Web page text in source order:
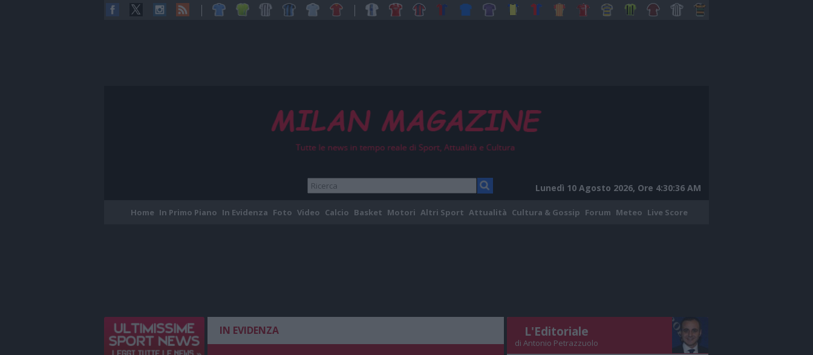
Lunedì 10 Agosto 2026, Ore 4:30:37 AM
Home In Primo Piano In Evidenza Foto Video Calcio Basket Motori Altri Sport Attualità Cultura & Gossip Forum Meteo Live Score
IN EVIDENZA L'Editoriale
di Antonio Petrazzuolo